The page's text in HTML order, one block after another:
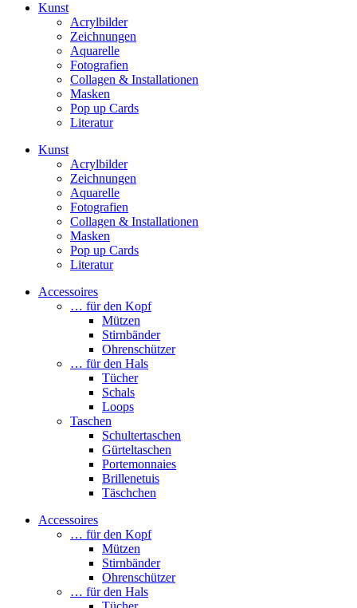
Kunst
Acrylbilder
Zeichnungen
Aquarelle
Fotografien
Collagen & Installationen
Masken
Pop up Cards
Literatur
Kunst
Acrylbilder
Zeichnungen
Aquarelle
Fotografien
Collagen & Installationen
Masken
Pop up Cards
Literatur
Accessoires
… für den Kopf
Mützen
Stirnbänder
Ohrenschützer
… für den Hals
Tücher
Schals
Loops
Taschen
Schultertaschen
Gürteltaschen
Portemonnaies
Brillenetuis
Täschchen
Accessoires
… für den Kopf
Mützen
Stirnbänder
Ohrenschützer
… für den Hals